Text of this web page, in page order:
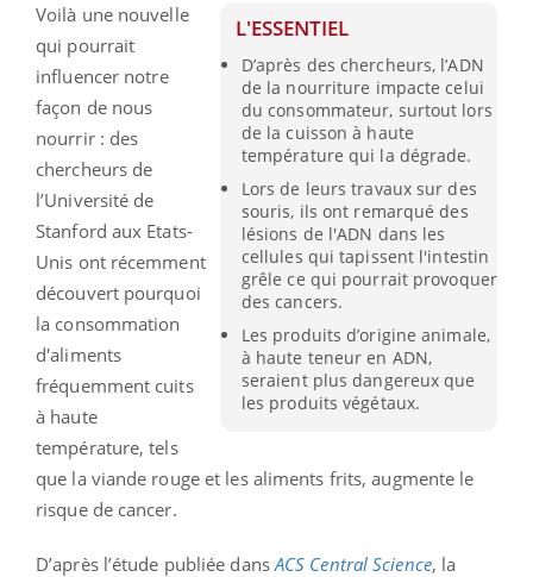
L'ESSENTIEL
D’après des chercheurs, l’ADN
de la nourriture impacte celui
du consommateur, surtout lors
de la cuisson à haute
température qui la dégrade.
Lors de leurs travaux sur des
souris, ils ont remarqué des
lésions de l'ADN dans les
cellules qui tapissent l'intestin
grêle ce qui pourrait provoquer
des cancers.
Les produits d’origine animale,
à haute teneur en ADN,
seraient plus dangereux que
les produits végétaux.
Voilà une nouvelle
qui pourrait
influencer notre
façon de nous
nourrir : des
chercheurs de
l’Université de
Stanford aux Etats-
Unis ont récemment
découvert pourquoi
la consommation
d'aliments
fréquemment cuits
à haute
température, tels
que la viande rouge et les aliments frits, augmente le
risque de cancer.
D’après l’étude publiée dans ACS Central Science, la